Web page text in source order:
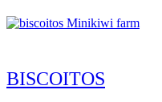
BISCOITOS